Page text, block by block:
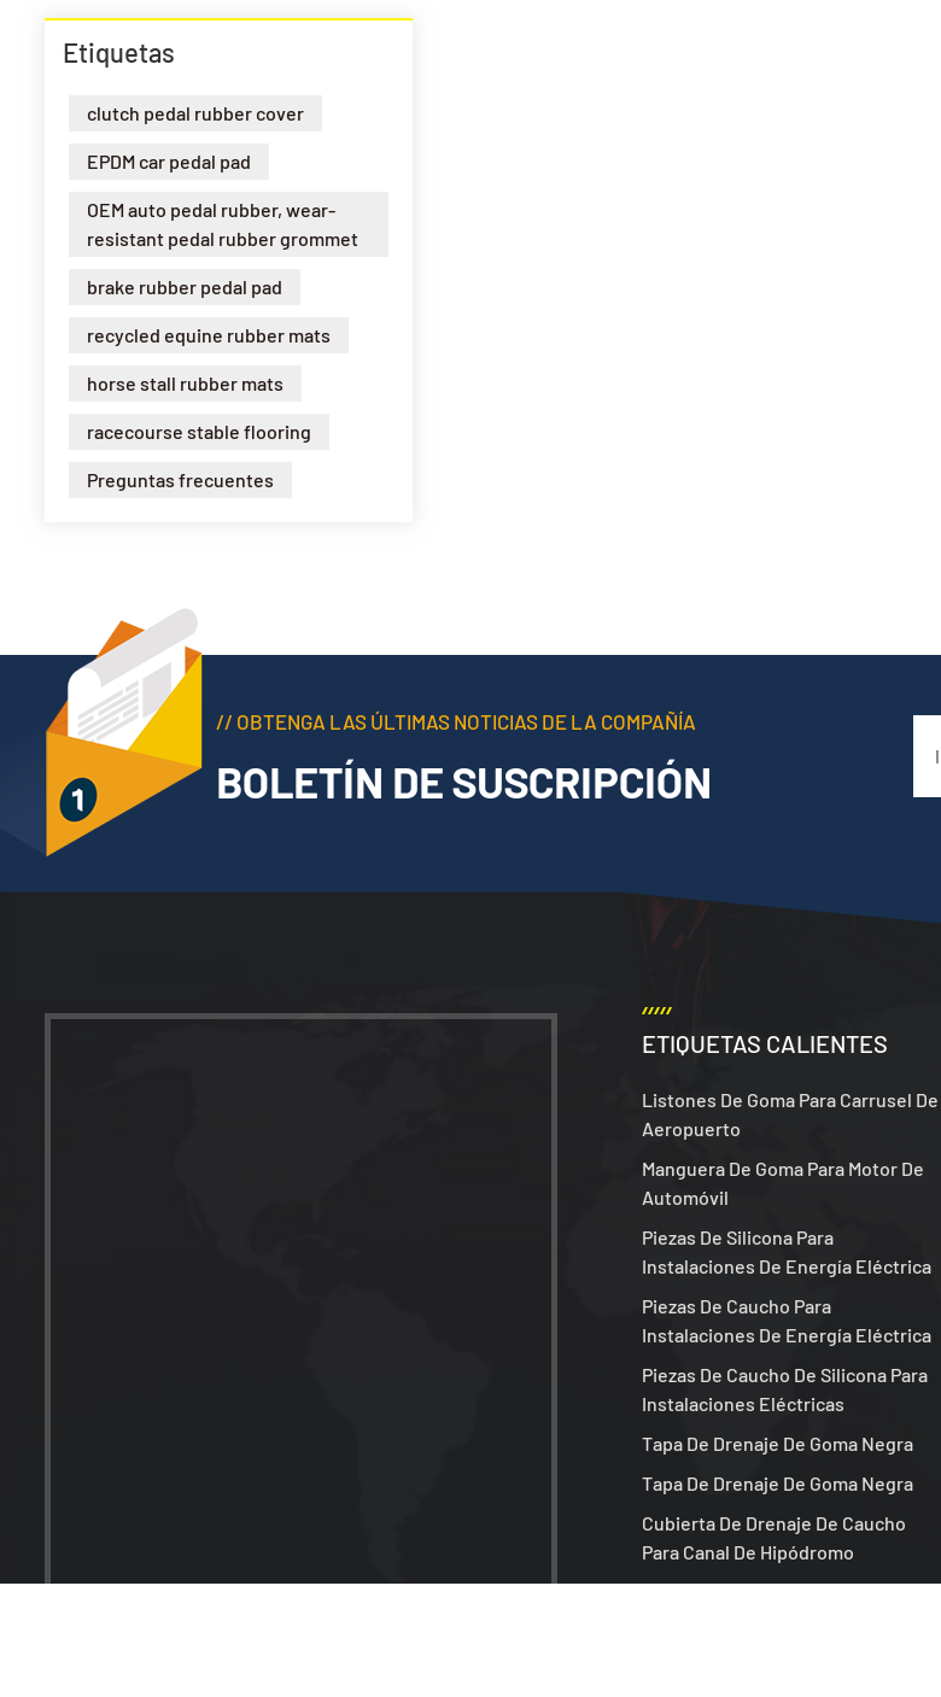
Etiquetas
clutch pedal rubber cover
EPDM car pedal pad
OEM auto pedal rubber, wear-
resistant pedal rubber grommet
brake rubber pedal pad
recycled equine rubber mats
horse stall rubber mats
racecourse stable flooring
Preguntas frecuentes
// OBTENGA LAS ÚLTIMAS NOTICIAS DE LA COMPAÑÍA
BOLETÍN DE SUSCRIPCIÓN
ETIQUETAS CALIENTES
Listones De Goma Para Carrusel De
Aeropuerto
Manguera De Goma Para Motor De
Automóvil
Piezas De Silicona Para
Instalaciones De Energía Eléctrica
Piezas De Caucho Para
Instalaciones De Energía Eléctrica
Piezas De Caucho De Silicona Para
Instalaciones Eléctricas
Tapa De Drenaje De Goma Negra
Tapa De Drenaje De Goma Negra
Cubierta De Drenaje De Caucho
Para Canal De Hipódromo
Piezas De Goma Negras Para Coche